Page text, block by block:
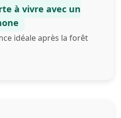
à vivre avec un
idéale après la forêt